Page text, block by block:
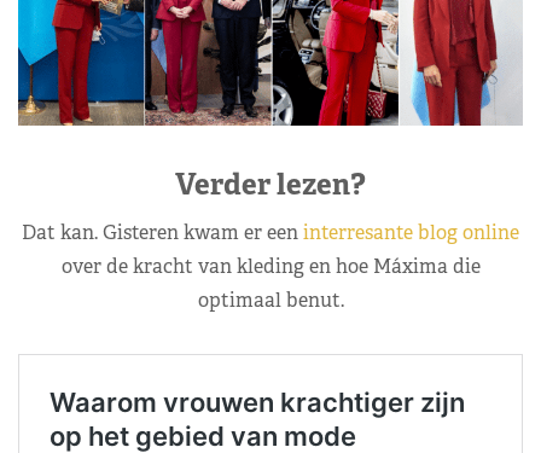
Verder lezen?
Dat kan. Gisteren kwam er eeninterresante blog online
over de kracht van kleding en hoe Máxima die
optimaal benut.